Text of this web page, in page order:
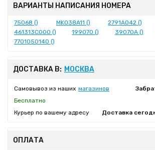
ВАРИАНТЫ НАПИСАНИЯ НОМЕРА
75068 () MK038A11 () 2791A042 ()
461313C000 ()
199070 () 39070A ()
7701050140 ()
ДОСТАВКА В: МОСКВА
Самовывоз из наших магазинов
Бесплатно
Курьер по вашему адресу
Доставка
ОПЛАТА